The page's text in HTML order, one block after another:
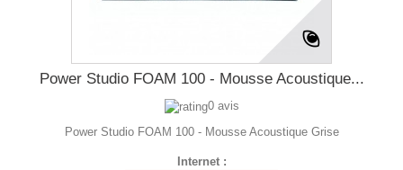
Power Studio FOAM 100 - Mousse Acoustique...
0 avis
Power Studio FOAM 100 - Mousse Acoustique Grise
Internet :